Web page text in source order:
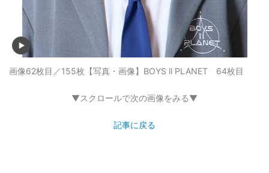
画像62枚目／155枚 【写真・画像】BOYS ll PLANET 64枚目
▼スクロールで次の画像をみる▼
記事に戻る